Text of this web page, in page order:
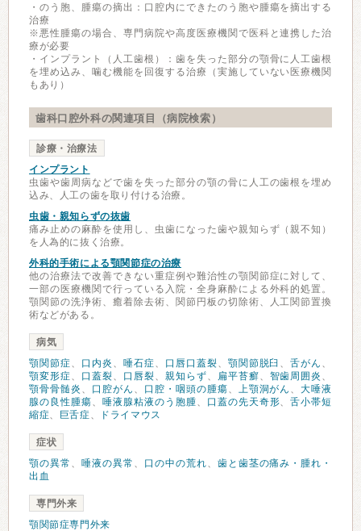
・のう胞、腫瘍の摘出：口腔内にできたのう胞や腫瘍を摘出する
治療
※悪性腫瘍の場合、専門病院や高度医療機関で医科と連携した治
療が必要
・インプラント（人工歯根）：歯を失った部分の顎骨に人工歯根
を埋め込み、噛む機能を回復する治療（実施していない医療機関
もあり）
歯科口腔外科の関連項目（病院検索）
診療・治療法
インプラント
虫歯や歯周病などで歯を失った部分の顎の骨に人工の歯根を埋め
込み、人工の歯を取り付ける治療。
虫歯・親知らずの抜歯
痛み止めの麻酔を使用し、虫歯になった歯や親知らず（親不知）
を人為的に抜く治療。
外科的手術による顎関節症の治療
他の治療法で改善できない重症例や難治性の顎関節症に対して、
一部の医療機関で行っている入院・全身麻酔による外科的処置。
顎関節の洗浄術、癒着除去術、関節円板の切除術、人工関節置換
術などがある。
病気
顎関節症、 口内炎 、 唾石症、 口唇口蓋裂、 顎関節脱臼 、舌がん 、
顎変形症、 口蓋裂、 口唇裂、 親知らず、 扁平苔癬、 智歯周囲炎 、
顎骨骨髄炎 、 口腔がん 、 口腔・咽頭の腫瘍、 上顎洞がん 、大唾液
腺の良性腫瘍、 唾液腺粘液のう胞腫、 口蓋の先天奇形、舌小帯短
縮症、 巨舌症、 ドライマウス
症状
顎の異常 、 唾液の異常 、 口の中の荒れ、 歯と歯茎の痛み・腫れ・
出血
専門外来
顎関節症専門外来